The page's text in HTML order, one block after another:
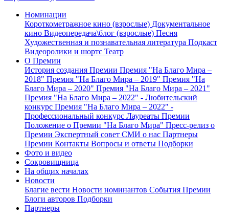
Номинации
Короткометражное кино (взрослые) Документальное
кино Видеопередача\блог (взрослые) Песня
Художественная и познавательная литература Подкаст
Видеоролики и шортс Театр
О Премии
История создания Премии Премия "На Благо Мира –
2018" Премия "На Благо Мира – 2019" Премия "На
Благо Мира – 2020" Премия "На Благо Мира – 2021"
Премия "На Благо Мира – 2022" - Любительский
конкурс Премия "На Благо Мира – 2022" -
Профессиональный конкурс Лауреаты Премии
Положение о Премии "На Благо Мира" Пресс-релиз о
Премии Экспертный совет СМИ о нас Партнеры
Премии Контакты Вопросы и ответы Подборки
Фото и видео
Сокровищница
На общих началах
Новости
Благие вести Новости номинантов События Премии
Блоги авторов Подборки
Партнеры